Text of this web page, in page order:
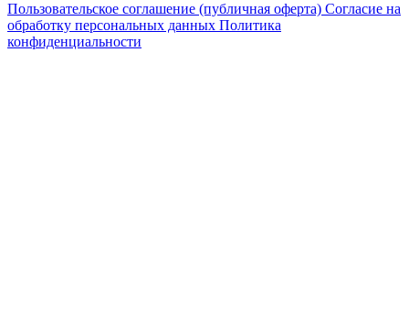
Пользовательское соглашение (публичная оферта) Согласие на
обработку персональных данных Политика
конфиденциальности